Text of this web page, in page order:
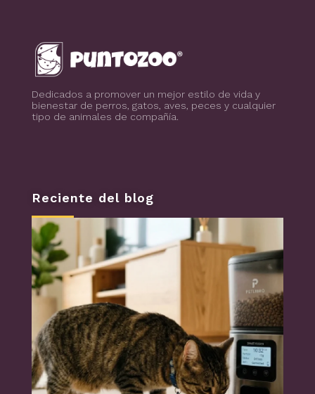
PuntoZoo
Dedicados a promover un mejor estilo de vida y
bienestar de perros, gatos, aves, peces y cualquier
tipo de animales de compañía.
Reciente del blog